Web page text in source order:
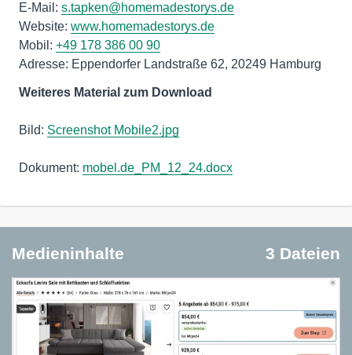
E-Mail: s.tapken@homemadestorys.de
Website: www.homemadestorys.de
Mobil: +49 178 386 00 90
Adresse: Eppendorfer Landstraße 62, 20249 Hamburg
Weiteres Material zum Download
Bild: Screenshot Mobile2.jpg
Dokument: mobel.de_PM_12_24.docx
Medieninhalte 3 Dateien